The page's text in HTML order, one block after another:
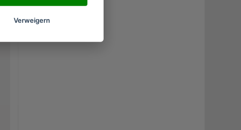
Verweigern